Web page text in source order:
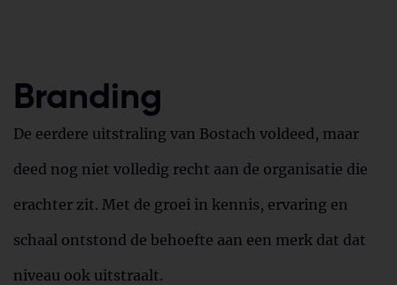
Branding
De eerdere uitstraling van Bostach voldeed, maar
deed nog niet volledig recht aan de organisatie die
erachter zit. Met de groei in kennis, ervaring en
schaal ontstond de behoefte aan een merk dat dat
niveau ook uitstraalt.